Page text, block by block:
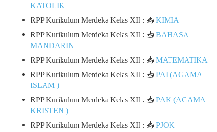
KATOLIK
RPP Kurikulum Merdeka Kelas XII : 📥 KIMIA
RPP Kurikulum Merdeka Kelas XII : 📥 BAHASA
MANDARIN
RPP Kurikulum Merdeka Kelas XII : 📥 MATEMATIKA
RPP Kurikulum Merdeka Kelas XII : 📥 PAI (AGAMA
ISLAM )
RPP Kurikulum Merdeka Kelas XII : 📥 PAK (AGAMA
KRISTEN )
RPP Kurikulum Merdeka Kelas XII : 📥 PJOK